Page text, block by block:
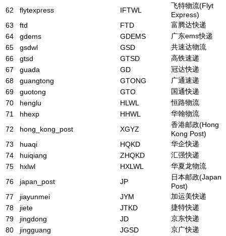
62
flytexpress IFTWL
飞特物流(Flyt
Express)
63
ftd FTD
富腾达快递
64
gdems GDEMS
广东ems快递
65
gsdwl GSD
共速达物流
66
gtsd GTSD
高铁速递
67
guada GD
冠达快递
68
guangtong GTONG
广通速递
69
guotong GTO
国通快递
70
henglu HLWL
恒路物流
71
hhexp HHWL
华翰物流
72
hong_kong_post XGYZ
香港邮政(Hong
Kong Post)
73
huaqi HQKD
华企快递
74
huiqiang ZHQKD
汇强快递
75
hxlwl HXLWL
华夏龙物流
76
japan_post JP
日本邮政(Japan
Post)
77
jiayunmei JYM
加运美快递
78
jiete JTKD
捷特快递
79
jingdong JD
京东快递
80
jingguang JGSD
京广快递